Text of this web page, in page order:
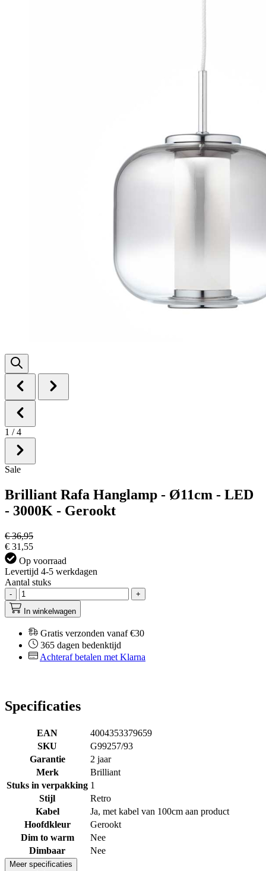
1 / 4
Sale
Brilliant Rafa Hanglamp - Ø11cm - LED
- 3000K - Gerookt
€ 36,95
€ 31,55
Op voorraad
Levertijd 4-5 werkdagen
Aantal stuks
-
+
In winkelwagen
Gratis verzonden vanaf €30
365 dagen bedenktijd
Achteraf betalen met Klarna
Specificaties
EAN
4004353379659
SKU
G99257/93
Garantie
2 jaar
Merk
Brilliant
Stuks in verpakking 1
Stijl
Retro
Kabel
Ja, met kabel van 100cm aan product
Hoofdkleur
Gerookt
Dim to warm
Nee
Dimbaar
Nee
Meer specificaties